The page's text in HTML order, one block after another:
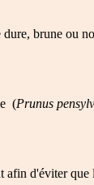
brune ou
(Prunus
afin d'éviter que